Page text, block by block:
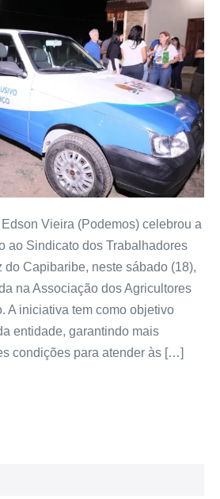
Vieira (Podemos) celebrou a
ao Sindicato dos Trabalhadores
do Capibaribe, neste sábado (18),
na Associação dos Agricultores
A iniciativa tem como objetivo
entidade, garantindo mais
condições para atender às […]